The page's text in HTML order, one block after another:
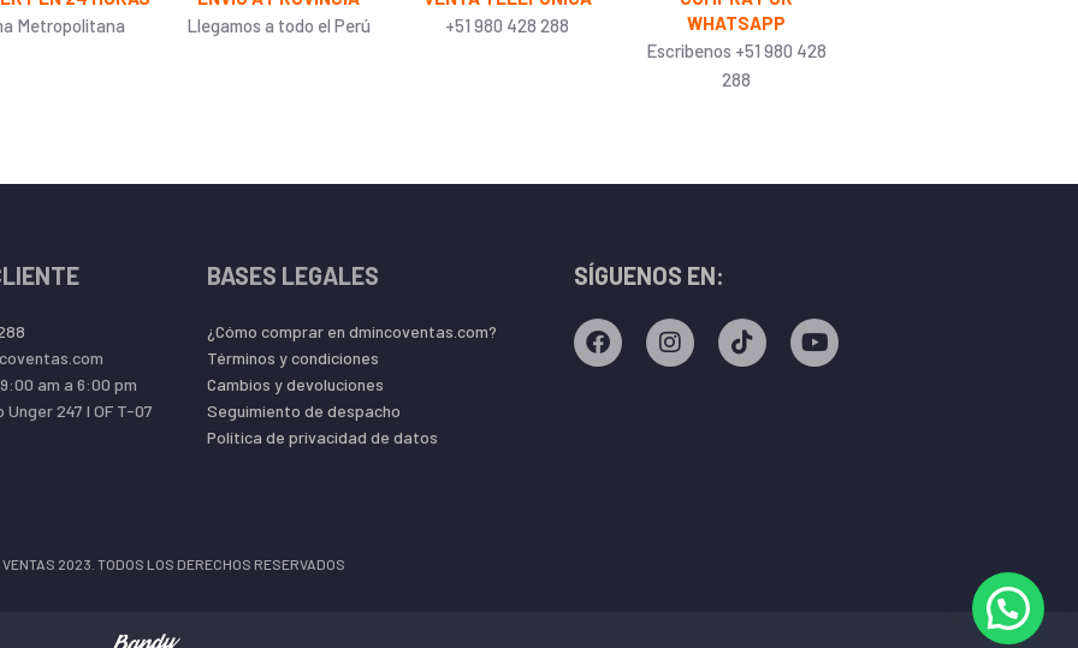
Metropolitana
Llegamos a todo el Perú
+51 980 428 288
WHATSAPP
Escribenos +51 980 428
288
am a 6:00 pm
Unger 247 l OF T-07
BASES LEGALES
¿Cómo comprar en dmincoventas.com?
Términos y condiciones
Cambios y devoluciones
Seguimiento de despacho
Política de privacidad de datos
SÍGUENOS EN:
VENTAS 2023. TODOS LOS DERECHOS RESERVADOS